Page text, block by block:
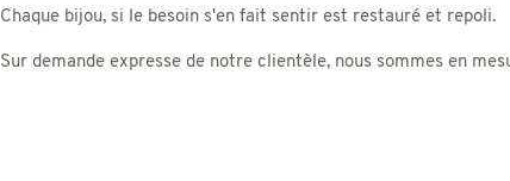
Chaque bijou, si le besoin s'en fait sentir est restauré et repoli.
Sur demande expresse de notre clientèle, nous sommes en